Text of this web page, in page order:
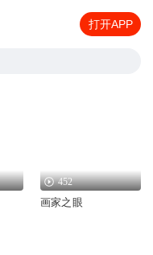
打开APP
452
画家之眼